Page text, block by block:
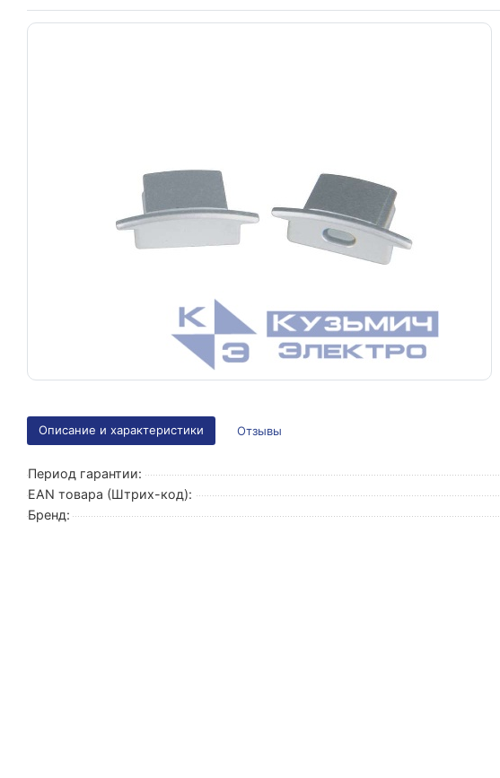
Описание и характеристики Отзывы
Период гарантии:
EAN товара (Штрих-код):
Бренд: